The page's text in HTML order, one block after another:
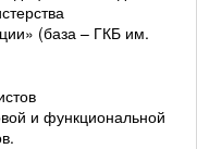
(база – ГКБ им.
и функциональной